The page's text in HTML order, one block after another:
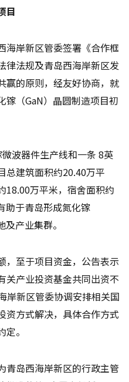
目
海岸新区管委签署《合作框
律法规及青岛西海岸新区发
赢的原则，经友好协商，就
镓（GaN）晶圆制造项目初
波器件生产线和一条 8英
总建筑面积约20.40万平
18.00万平米，宿舍面积约
助于青岛形成氮化镓
及产业集群。
，至于项目资金，公告表示
关产业投资基金共同出资不
岸新区管委协调安排相关国
资方式解决，具体合作方式
。
青岛西海岸新区的行政主管